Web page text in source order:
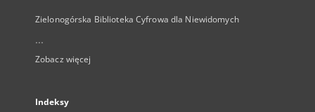
Zielonogórska Biblioteka Cyfrowa dla Niewidomych
...
Zobacz więcej
Indeksy